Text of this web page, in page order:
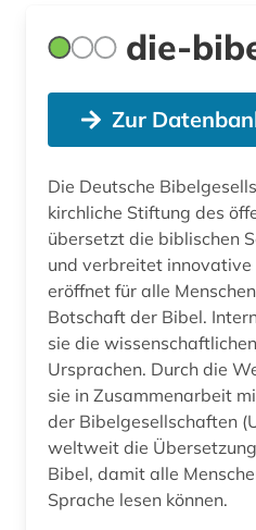
die-
Zur
Die Deutsche
kirchliche Stiftung des
übersetzt die biblischen
und verbreitet
eröffnet für alle
Botschaft der Bibel.
sie die
Ursprachen. Durch die
sie in Zusammenarbeit
der Bibelgesellschaften
weltweit die
Bibel, damit alle
Sprache lesen können.